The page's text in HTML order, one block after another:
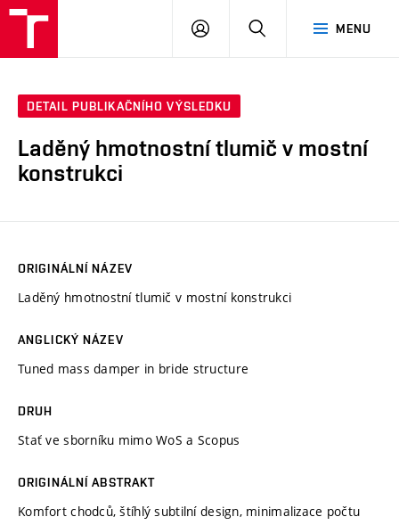
MENU
PŘIHLÁSIT
DETAIL PUBLIKAČNÍHO VÝSLEDKU
Laděný hmotnostní tlumič v mostní
konstrukci
ORIGINÁLNÍ NÁZEV
Laděný hmotnostní tlumič v mostní konstrukci
ANGLICKÝ NÁZEV
Tuned mass damper in bride structure
DRUH
Stať ve sborníku mimo WoS a Scopus
ORIGINÁLNÍ ABSTRAKT
Komfort chodců, štíhlý subtilní design, minimalizace počtu